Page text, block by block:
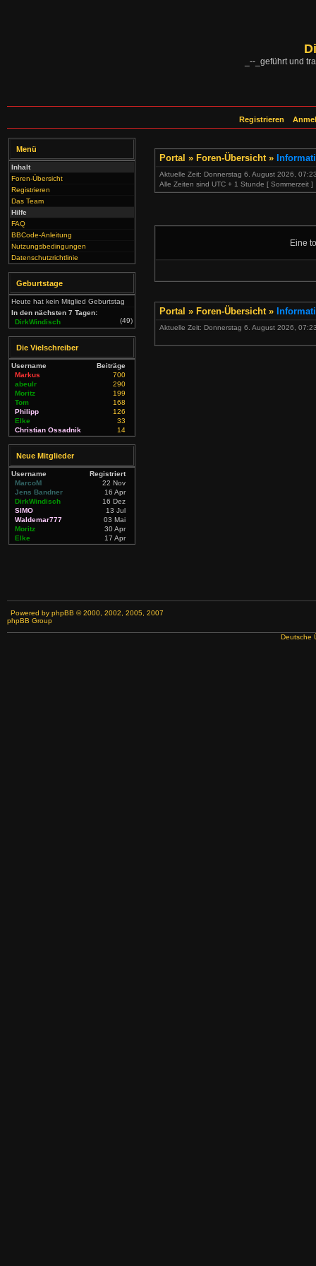
_--_geführt und
Registrieren
Menü
Inhalt
Foren-Übersicht
Registrieren
Das Team
Hilfe
FAQ
BBCode-Anleitung
Nutzungsbedingungen
Datenschutzrichtlinie
Geburtstage
Heute hat kein Mitglied Geburtstag
In den nächsten 7 Tagen:
DirkWindisch
(49)
Die Vielschreiber
Username
Beiträge
Markus
700
abeulr
290
Moritz
199
Tom
168
Philipp
126
Elke
33
Christian Ossadnik
14
Neue Mitglieder
Username
Registriert
MarcoM
22 Nov
Jens Bandner
16 Apr
DirkWindisch
16 Dez
SIMO
13 Jul
Waldemar777
03 Mai
Moritz
30 Apr
Elke
17 Apr
Portal » Foren-Übersicht»
Aktuelle Zeit: Donnerstag 6. August 2026,
Alle Zeiten sind UTC + 1 Stunde [ Sommerzeit ]
Eine
Portal » Foren-Übersicht»
Aktuelle Zeit: Donnerstag 6. August 2026,
Powered by phpBB © 2000, 2002, 2005, 2007
phpBB Group
Deutsche